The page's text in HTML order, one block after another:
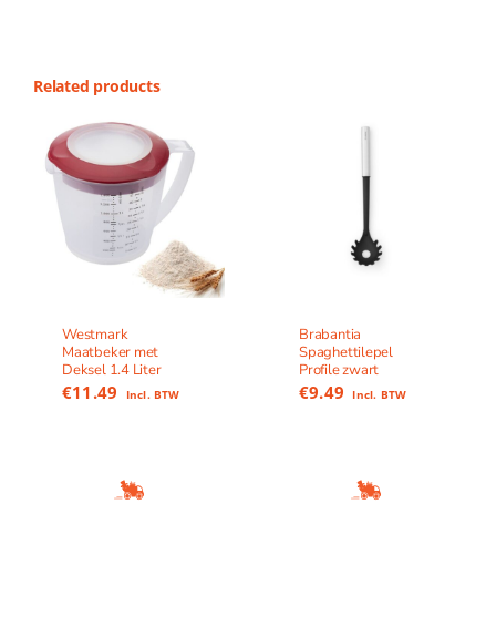
Related products
Westmark
Maatbeker met
Deksel 1.4 Liter
€11.49 Incl. BTW
Brabantia
Spaghettilepel
Profile zwart
€9.49 Incl. BTW